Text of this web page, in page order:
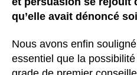
qu’elle avait dénoncé
Nous avons enfin
essentiel que la